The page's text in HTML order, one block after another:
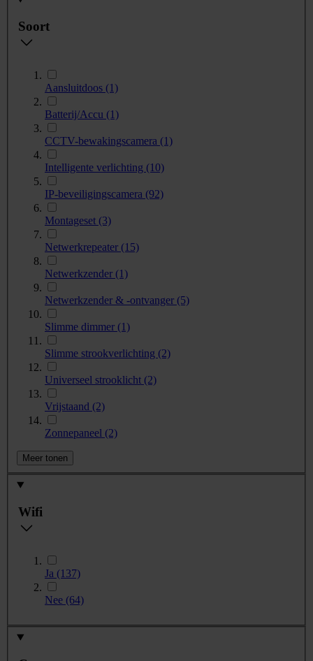
Soort
Aansluitdoos (1)
Batterij/Accu (1)
CCTV-bewakingscamera (1)
Intelligente verlichting (10)
IP-beveiligingscamera (92)
Montageset (3)
Netwerkrepeater (15)
Netwerkzender (1)
Netwerkzender & -ontvanger (5)
Slimme dimmer (1)
Slimme strookverlichting (2)
Universeel strooklicht (2)
Vrijstaand (2)
Zonnepaneel (2)
Meer tonen
Wifi
Ja (137)
Nee (64)